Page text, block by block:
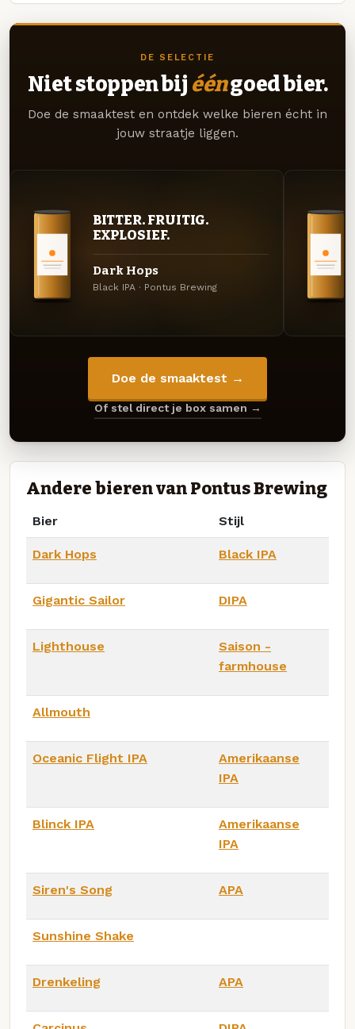
DE SELECTIE
Niet stoppen bij ééngoed bier.
Doe de smaaktest en ontdek welke bieren écht in
jouw straatje liggen.
BITTER. FRUITIG.
EXPLOSIEF.
Dark Hops
Black IPA · Pontus Brewing
Doe de smaaktest →
Of stel direct je box samen →
Andere bieren van Pontus Brewing
Bier Stijl
Dark Hops Black IPA
Gigantic Sailor DIPA
Lighthouse
Saison -
farmhouse
Allmouth
Oceanic Flight IPA
Amerikaanse
IPA
Blinck IPA
Amerikaanse
IPA
Siren's Song APA
Sunshine Shake
Drenkeling APA